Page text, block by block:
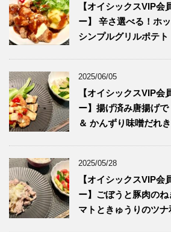
【オイシックスVIP
ー】 辛さ選べる！ホ
シンプルグリルポテト
2025/06/05
【オイシックスVIP
ー】揚げ済み唐揚げ
＆ かんずり味噌だれ
2025/05/28
【オイシックスVIP
ー】ごぼうと豚肉の
マトときゅうりのツナ